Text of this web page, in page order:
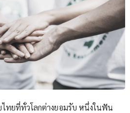
ทยที่ทั่วโลกต่างยอมรับ หนึ่งในฟัน